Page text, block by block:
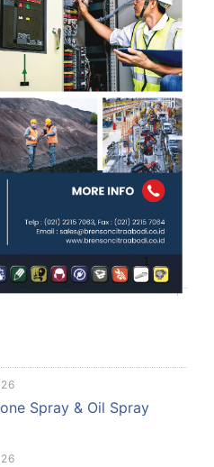
Spray & Oil Spray